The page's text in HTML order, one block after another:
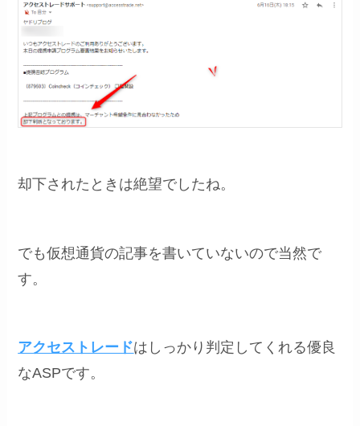
却下されたときは絶望でしたね。
でも仮想通貨の記事を書いていないので当然で
す。
アクセストレードはしっかり判定してくれる優良
なASPです。